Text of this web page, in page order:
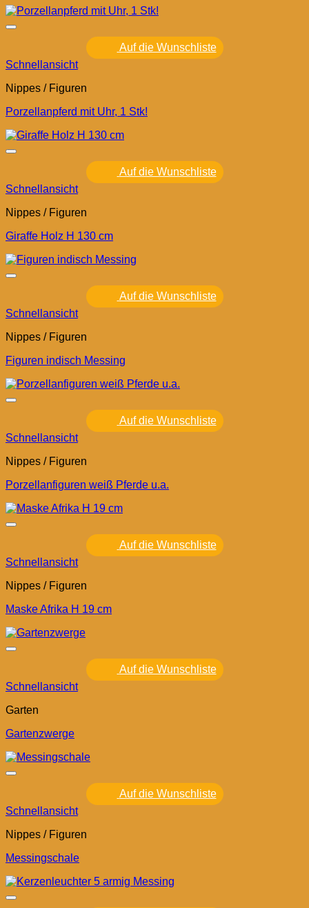
Auf die Wunschliste
Schnellansicht
Nippes / Figuren
Porzellanpferd mit Uhr, 1 Stk!
Auf die Wunschliste
Schnellansicht
Nippes / Figuren
Giraffe Holz H 130 cm
Auf die Wunschliste
Schnellansicht
Nippes / Figuren
Figuren indisch Messing
Auf die Wunschliste
Schnellansicht
Nippes / Figuren
Porzellanfiguren weiß Pferde u.a.
Auf die Wunschliste
Schnellansicht
Nippes / Figuren
Maske Afrika H 19 cm
Auf die Wunschliste
Schnellansicht
Garten
Gartenzwerge
Auf die Wunschliste
Schnellansicht
Nippes / Figuren
Messingschale